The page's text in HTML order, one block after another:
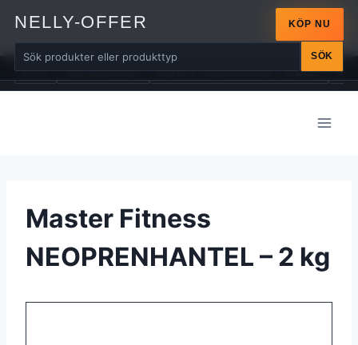
NELLY-OFFER
SÖK
KÖP NU
ALLA ARM-MASKINER BÄLTEN / DRAGREMMAR / LINDOR
Master Fitness
NEOPRENHANTEL – 2 kg